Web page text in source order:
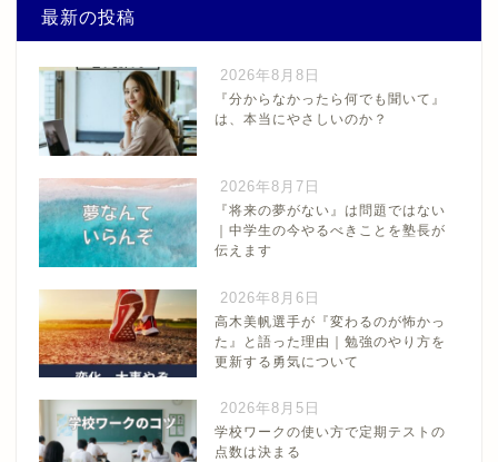
最新の投稿
2026年8月8日
『分からなかったら何でも聞いて』
は、本当にやさしいのか？
2026年8月7日
『将来の夢がない』は問題ではない
｜中学生の今やるべきことを塾長が
伝えます
2026年8月6日
高木美帆選手が『変わるのが怖かっ
た』と語った理由｜勉強のやり方を
更新する勇気について
2026年8月5日
学校ワークの使い方で定期テストの
点数は決まる